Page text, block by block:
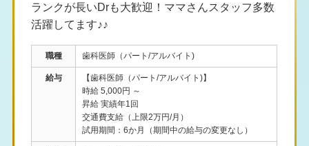
ランクが長いDrも大歓迎！ママさんスタッフ多数
活躍してます♪♪
職種 歯科医師（パート/アルバイト)
給与
【歯科医師（パート/アルバイト)】
時給 5,000円 ～
昇給 実績年1回
交通費支給（上限2万円/月）
試用期間：6か月（期間中の給与の変更なし）